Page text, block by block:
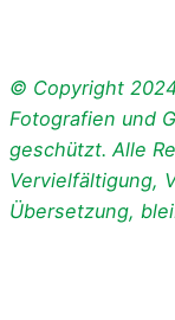
© Copyright
Fotografien und
geschützt. Alle
Vervielfältigung,
Übersetzung,